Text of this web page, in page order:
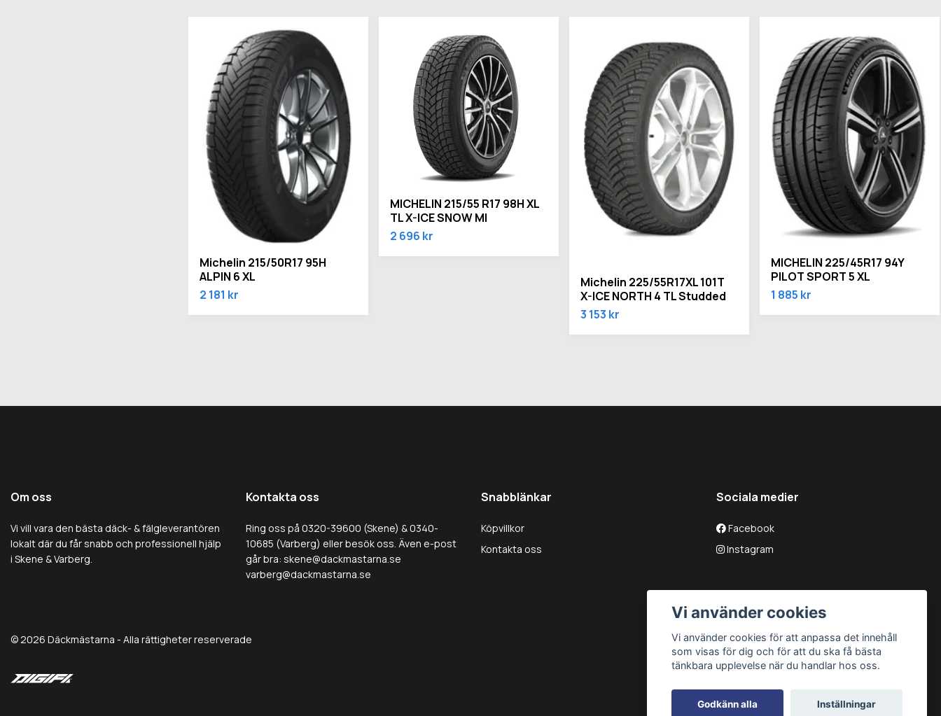
Michelin 215/50R17 95H
ALPIN 6 XL
2 181 kr
MICHELIN 215/55 R17 98H XL
TL X-ICE SNOW MI
2 696 kr
Michelin 225/55R17XL 101T
X-ICE NORTH 4 TL Studded
3 153 kr
MICHELIN 225/45R17 94Y
PILOT SPORT 5 XL
1 885 kr
Om oss
Vi vill vara den bästa däck- & fälgleverantören
lokalt där du får snabb och professionell hjälp
i Skene & Varberg.
Kontakta oss
Ring oss på 0320-39600 (Skene) & 0340-
10685 (Varberg) eller besök oss. Även e-post
går bra: skene@dackmastarna.se
varberg@dackmastarna.se
Snabblänkar
Köpvillkor
Kontakta oss
Sociala medier
Facebook
Instagram
© 2026 Däckmästarna - Alla rättigheter reserverade
Vi använder cookies
Vi använder cookies för att anpassa det innehåll
som visas för dig och för att du ska få bästa
tänkbara upplevelse när du handlar hos oss.
Godkänn alla Inställningar